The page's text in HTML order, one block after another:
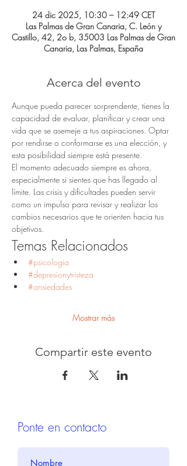
24 dic 2025, 10:30 – 12:49 CET
Las Palmas de Gran Canaria, C. León y
Castillo, 42, 2o b, 35003 Las Palmas de Gran
Canaria, Las Palmas, España
Acerca del evento
Aunque pueda parecer sorprendente, tienes la
capacidad de evaluar, planificar y crear una
vida que se asemeje a tus aspiraciones. Optar
por rendirse o conformarse es una elección, y
esta posibilidad siempre está presente.
El momento adecuado siempre es ahora,
especialmente si sientes que has llegado al
límite. Las crisis y dificultades pueden servir
como un impulso para revisar y realizar los
cambios necesarios que te orienten hacia tus
objetivos.
Temas Relacionados
#psicologia
#depresionytristeza
#ansiedades
Mostrar más
Compartir este evento
Ponte en contacto